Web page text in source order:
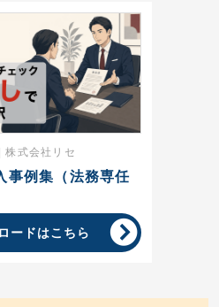
式会社リセ
事例集（法務専任
ードはこちら